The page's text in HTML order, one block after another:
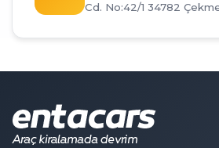
Cd. No:42/1 34782